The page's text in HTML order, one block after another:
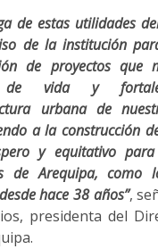
de estas utilidades
de la institución
de proyectos que
de vida y
urbana de
a la construcción
y equitativo
de Arequipa, como
hace 38 años”,
presidenta del